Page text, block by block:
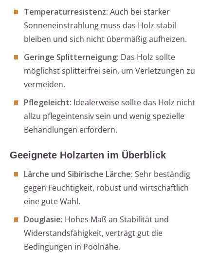
Temperaturresistenz: Auch bei starker
Sonneneinstrahlung muss das Holz stabil
bleiben und sich nicht übermäßig aufheizen.
Geringe Splitterneigung: Das Holz sollte
möglichst splitterfrei sein, um Verletzungen zu
vermeiden.
Pflegeleicht: Idealerweise sollte das Holz nicht
allzu pflegeintensiv sein und wenig spezielle
Behandlungen erfordern.
Geeignete Holzarten im Überblick
Lärche und Sibirische Lärche: Sehr beständig
gegen Feuchtigkeit, robust und wirtschaftlich
eine gute Wahl.
Douglasie: Hohes Maß an Stabilität und
Widerstandsfähigkeit, verträgt gut die
Bedingungen in Poolnähe.